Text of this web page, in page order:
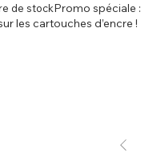
de stockPromo spéciale :
les cartouches d’encre !